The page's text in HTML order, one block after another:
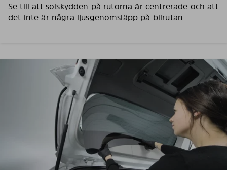
Se till att solskydden på rutorna är centrerade och att
det inte är några ljusgenomsläpp på bilrutan.